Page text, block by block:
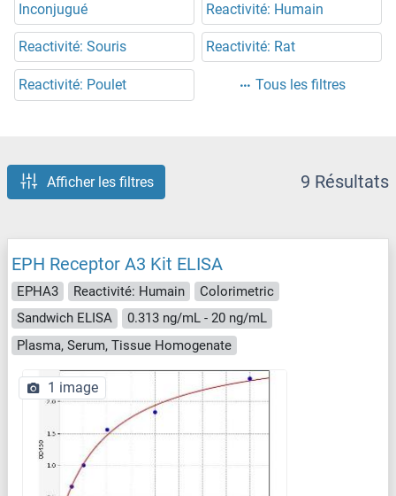
Inconjugué
Reactivité: Humain
Reactivité: Souris Reactivité: Rat
Reactivité: Poulet Tous les filtres
Afficher les filtres 9 Résultats
EPH Receptor A3 Kit ELISA
EPHA3 Reactivité: Humain
Colorimetric
Sandwich ELISA
0.313 ng/mL - 20 ng/mL
Plasma, Serum, Tissue Homogenate
1 image